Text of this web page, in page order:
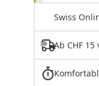
Swiss
Ab CHF